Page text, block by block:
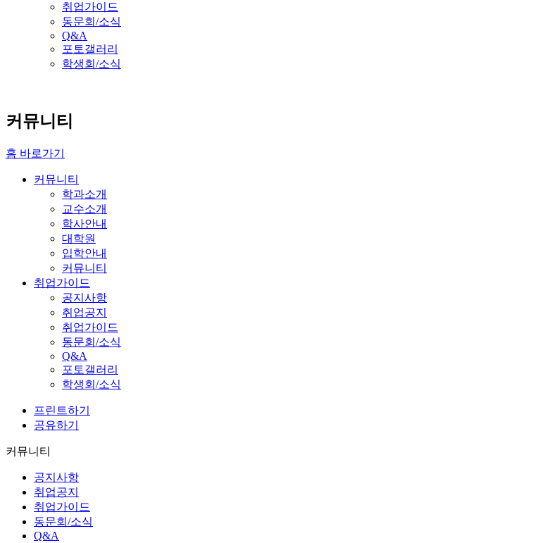
취업가이드
동문회/소식
Q&A
포토갤러리
학생회/소식
커뮤니티
홈 바로가기
커뮤니티
학과소개
교수소개
학사안내
대학원
입학안내
커뮤니티
취업가이드
공지사항
취업공지
취업가이드
동문회/소식
Q&A
포토갤러리
학생회/소식
프린트하기
공유하기
커뮤니티
공지사항
취업공지
취업가이드
동문회/소식
Q&A